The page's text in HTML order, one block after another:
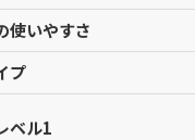
使いやすさ
プ
ベル1